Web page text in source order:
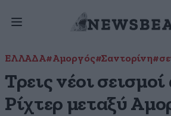
ΕΛΛΑΔΑ#Αμοργός#Σαντορίνη
Τρεις νέοι
Ρίχτερ μεταξύ